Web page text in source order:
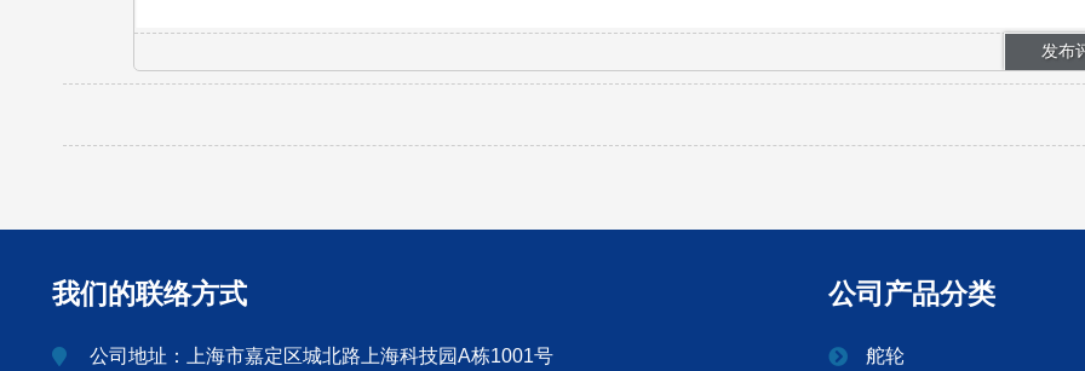
我们的联络方式
公司地址：上海市嘉定区城北路上海科技园A栋1001号
公司产品分类
舵轮